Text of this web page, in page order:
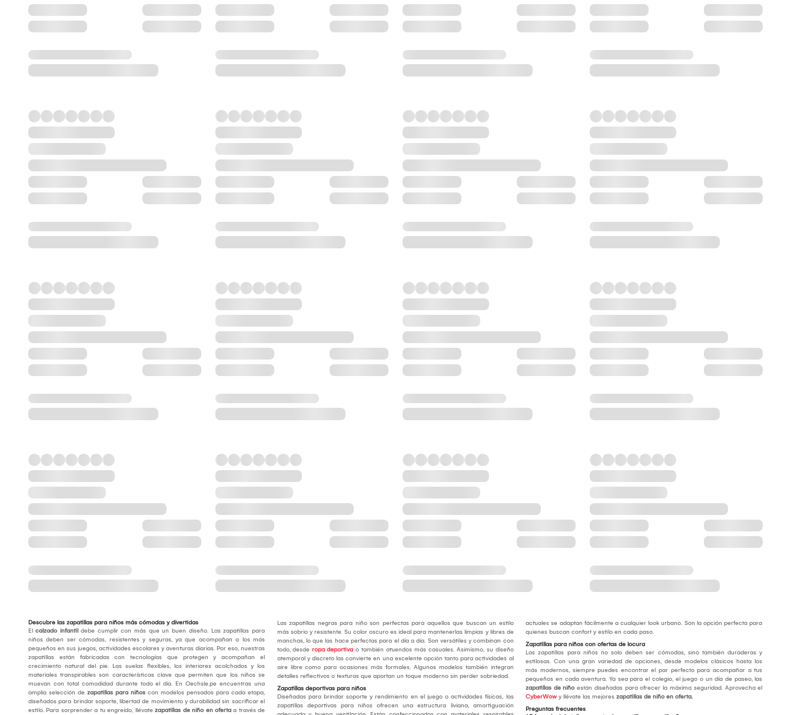
Descubre las zapatillas para niños más cómodas y divertidas
El calzado infantil debe cumplir con más que un buen diseño. Las zapatillas para
niños deben ser cómodas, resistentes y seguras, ya que acompañan a los más
pequeños en sus juegos, actividades escolares y aventuras diarias. Por eso, nuestras
zapatillas están fabricadas con tecnologías que protegen y acompañan el
crecimiento natural del pie. Las suelas flexibles, los interiores acolchados y los
materiales transpirables son características clave que permiten que los niños se
muevan con total comodidad durante todo el día. En Oechsle.pe encuentras una
amplia selección de zapatillas para niños con modelos pensados para cada etapa,
diseñados para brindar soporte, libertad de movimiento y durabilidad sin sacrificar el
estilo. Para sorprender a tu engreído, llévate zapatillas de niño en oferta a través de
Las zapatillas negras para niño son perfectas para aquellos que buscan un estilo
más sobrio y resistente. Su color oscuro es ideal para mantenerlas limpias y libres de
manchas, lo que las hace perfectas para el día a día. Son versátiles y combinan con
todo, desde ropa deportivao también atuendos más casuales. Asimismo, su diseño
atemporal y discreto las convierte en una excelente opción tanto para actividades al
aire libre como para ocasiones más formales. Algunos modelos también integran
detalles reflectivos o texturas que aportan un toque moderno sin perder sobriedad.
Zapatillas deportivas para niños
Diseñadas para brindar soporte y rendimiento en el juego o actividades físicas, las
zapatillas deportivas para niños ofrecen una estructura liviana, amortiguación
actuales se adaptan fácilmente a cualquier look urbano. Son la opción perfecta para
quienes buscan confort y estilo en cada paso.
Zapatillas para niños con ofertas de locura
Las zapatillas para niños no solo deben ser cómodas, sino también duraderas y
estilosas. Con una gran variedad de opciones, desde modelos clásicos hasta los
más modernos, siempre puedes encontrar el par perfecto para acompañar a tus
pequeños en cada aventura. Ya sea para el colegio, el juego o un día de paseo, las
zapatillas de niño están diseñadas para ofrecer la máxima seguridad. Aprovecha el
CyberWow y llévate las mejoreszapatillas de niño en oferta.
Preguntas frecuentes